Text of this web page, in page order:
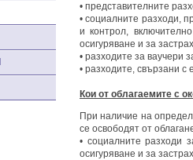
• представителните
• социалните разходи,
и контрол,
осигуряване и за
• разходите за ваучери
• разходите, свързани с
Кои от облагаемите с
При наличие на
се освободят от
• социалните разходи
осигуряване и за